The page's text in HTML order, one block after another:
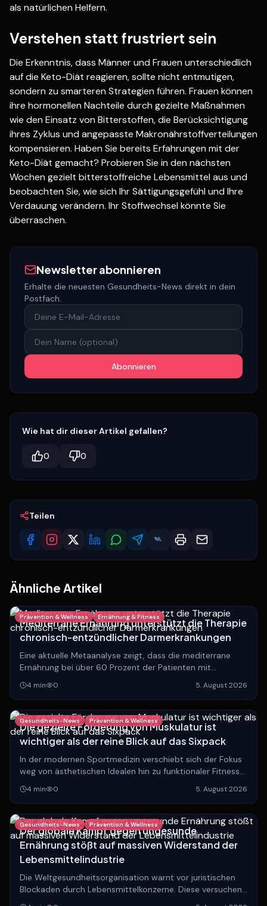
als natürlichen Helfern.
Verstehen statt frustriert sein
Die Erkenntnis, dass Männer und Frauen unterschiedlich
auf die Keto-Diät reagieren, sollte nicht entmutigen,
sondern zu smarteren Strategien führen. Frauen können
ihre hormonellen Nachteile durch gezielte Maßnahmen
wie den Einsatz von Bitterstoffen, die Berücksichtigung
ihres Zyklus und angepasste Makronährstoffverteilungen
kompensieren. Haben Sie bereits Erfahrungen mit der
Keto-Diät gemacht? Probieren Sie in den nächsten
Wochen gezielt bitterstoffreiche Lebensmittel aus und
beobachten Sie, wie sich Ihr Sättigungsgefühl und Ihre
Verdauung verändern. Ihr Stoffwechsel könnte Sie
überraschen.
Newsletter abonnieren
Erhalte die neuesten Gesundheits-News direkt in dein
Postfach.
Abonnieren
Wie hat dir dieser Artikel gefallen?
0 0
Teilen
Ähnliche Artikel
Prävention & Wellness Ernährung & Fitness
Mediterrane Ernährung unterstützt die Therapie
chronisch-entzündlicher Darmerkrankungen
Eine aktuelle Metaanalyse zeigt, dass die mediterrane
Ernährung bei über 60 Prozent der Patienten mit
chronisch-entzündlichen Darmerkrankungen die
Standardtherapie effektiv ergänzt.
4 min 0 5. August 2026
Gesundheits-News Prävention & Wellness
Die gezielte Förderung von Muskulatur ist
wichtiger als der reine Blick auf das Sixpack
In der modernen Sportmedizin verschiebt sich der Fokus
weg von ästhetischen Idealen hin zu funktionaler Fitness
und muskulärer Gesundheit für ein langes, vitales Leben.
4 min 0 5. August 2026
Gesundheits-News Prävention & Wellness
Der globale Kampf gegen ungesunde
Ernährung stößt auf massiven Widerstand der
Lebensmittelindustrie
Die Weltgesundheitsorganisation warnt vor juristischen
Blockaden durch Lebensmittelkonzerne. Diese versuchen
weltweit, Steuern und Werbeverbote für